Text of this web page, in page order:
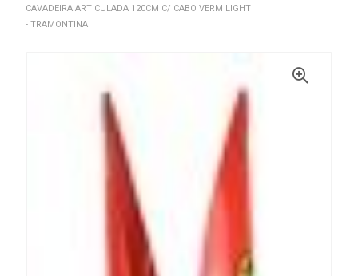
CAVADEIRA ARTICULADA 120CM C/ CABO VERM LIGHT
- TRAMONTINA